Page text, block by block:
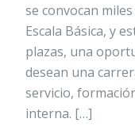
se convocan
Escala Básica, y
plazas, una
desean una
servicio,
interna. […]